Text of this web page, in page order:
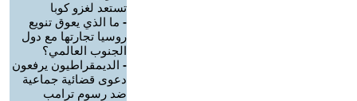
تستعد لغزو كوبا
- ما الذي يعوق تنويع
روسيا تجارتها مع دول
الجنوب العالمي؟
- الديمقراطيون يرفعون
دعوى قضائية جماعية
ضد رسوم ترامب